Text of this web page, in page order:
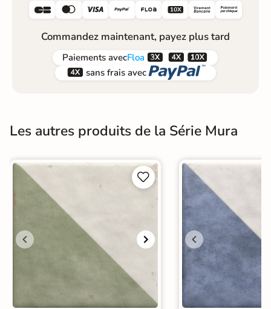
     
Commandez maintenant, payez plus tard
Paiements avecFloa  
 sans frais avec 
Les autres produits de la Série Mura

